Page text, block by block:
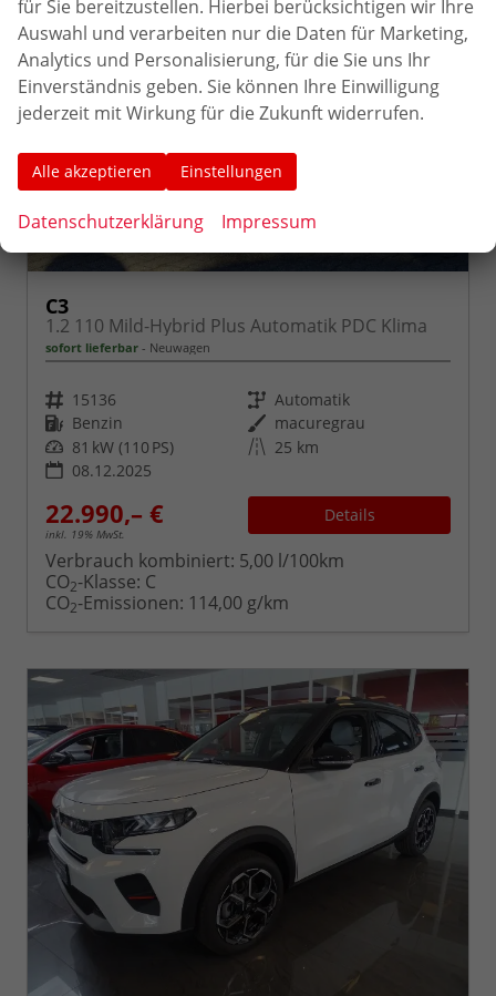
C3
1.2 110 Mild-Hybrid Plus Automatik PDC Klima
sofort lieferbar Neuwagen
Fahrzeugnr. 15136 Getriebe Automatik
Kraftstoff Benzin Außenfarbe macuregrau
Leistung 81 kW (110 PS) Kilometerstand 25 km
08.12.2025
22.990,– €
inkl. 19% MwSt.
Details
Verbrauch kombiniert: 5,00 l/100km
CO2-Klasse: C
CO2-Emissionen: 114,00 g/km
für Sie bereitzustellen. Hierbei berücksichtigen wir Ihre
Auswahl und verarbeiten nur die Daten für Marketing,
Analytics und Personalisierung, für die Sie uns Ihr
Einverständnis geben. Sie können Ihre Einwilligung
jederzeit mit Wirkung für die Zukunft widerrufen.
Alle akzeptieren Einstellungen
Datenschutzerklärung Impressum